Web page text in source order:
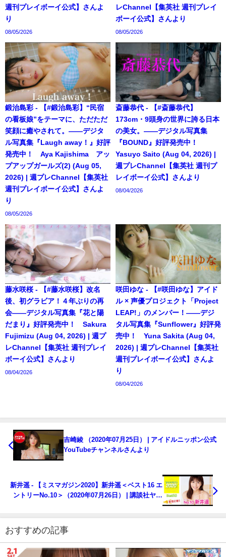
週刊プレイボーイ公式】さんよ
り
08/05/2026
レChannel【集英社 週刊プレイ
ボーイ公式】さんより
08/05/2026
鍛治島彩 - 【#鍛治島彩】“民宿
の看板娘”をテーマに、ただただ
笑顔に癒やされて。――デジタ
ル写真集『Laugh away！』好評
発売中！ Aya Kajishima アッ
プアップガールズ(2) (Aug 05,
2026) | 週プレChannel【集英社
週刊プレイボーイ公式】さんよ
り
08/05/2026
斎藤恭代 - 【#斎藤恭代】
173cm・9頭身の世界に誇る日本
の美女。――デジタル写真集
『BOUND』好評発売中！
Yasuyo Saito (Aug 04, 2026) |
週プレChannel【集英社 週刊プ
レイボーイ公式】さんより
08/04/2026
藤水咲桜 - 【#藤水咲桜】改名
後、初グラビア！４年ぶりの再
会――デジタル写真集『花と陽
だまり』好評発売中！ Sakura
Fujimizu (Aug 04, 2026) | 週プ
レChannel【集英社 週刊プレイ
ボーイ公式】さんより
08/04/2026
咲田ゆな - 【#咲田ゆな】アイド
ル × 声優プロジェクト「Project
LEAP!」のメンバー！――デジ
タル写真集『Sunflower』好評発
売中！ Yuna Sakita (Aug 04,
2026) | 週プレChannel【集英社
週刊プレイボーイ公式】さんよ
り
08/04/2026
吉崎綾 （2020年07月25日） | アイドルニッポン公式
YouTubeチャンネルさんより
新井遥 - 【ミスマガジン2020】新井遥＜ベスト16 エ
ントリーNo.10＞（2020年07月26日） | 講談社ヤン
おすすめの記事